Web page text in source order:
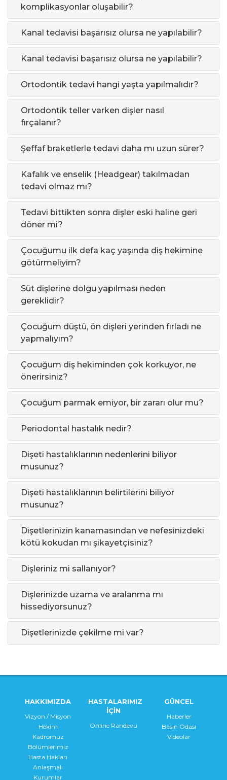
komplikasyonlar oluşabilir?
Kanal tedavisi başarısız olursa ne yapılabilir?
Kanal tedavisi başarısız olursa ne yapılabilir?
Ortodontik tedavi hangi yaşta yapılmalıdır?
Ortodontik teller varken dişler nasıl
fırçalanır?
Şeffaf braketlerle tedavi daha mı uzun sürer?
Kafalık ve enselik (Headgear) takılmadan
tedavi olmaz mı?
Tedavi bittikten sonra dişler eski haline geri
döner mi?
Çocuğumu ilk defa kaç yaşında diş hekimine
götürmeliyim?
Süt dişlerine dolgu yapılması neden
gereklidir?
Çocuğum düştü, ön dişleri yerinden fırladı ne
yapmalıyım?
Çocuğum diş hekiminden çok korkuyor, ne
önerirsiniz?
Çocuğum parmak emiyor, bir zararı olur mu?
Periodontal hastalık nedir?
Dişeti hastalıklarının nedenlerini biliyor
musunuz?
Dişeti hastalıklarının belirtilerini biliyor
musunuz?
Dişetlerinizin kanamasından ve nefesinizdeki
kötü kokudan mı şikayetçisiniz?
Dişleriniz mi sallanıyor?
Dişlerinizde uzama ve aralanma mı
hissediyorsunuz?
Dişetlerinizde çekilme mi var?
HAKKIMIZDA
Vizyon / Misyon
Hekim
Kadromuz
Bölümlerimiz
Hasta Hakları
Anlaşmalı
Kurumlar
HASTALARIMIZ
İÇİN
Online Randevu
GÜNCEL
Haberler
Basın Odası
Videolar